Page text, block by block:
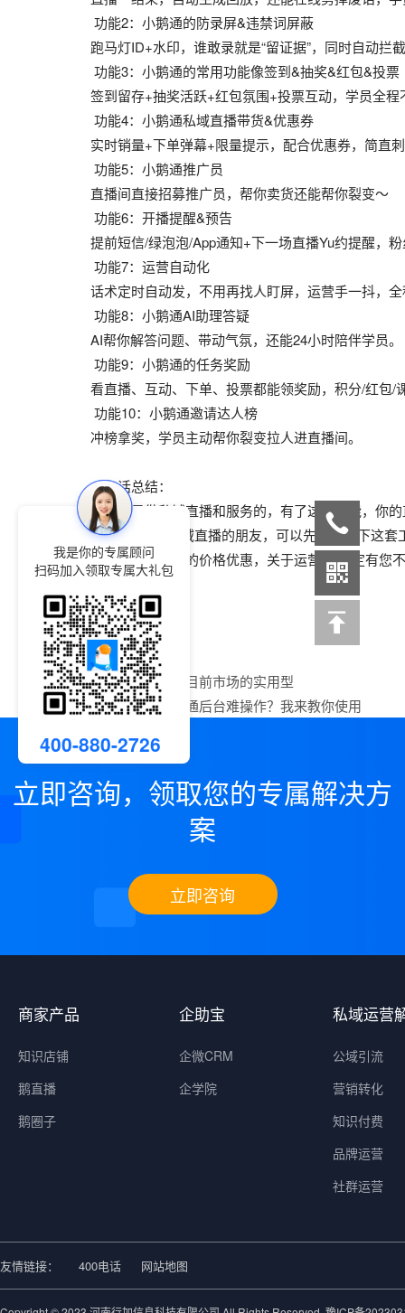
功能2：小鹅通的防录屏&违禁词屏蔽
跑马灯ID+水印，谁敢录就是“留证据”，同时自动拦
功能3：小鹅通的常用功能像签到&抽奖&红包&投票
签到留存+抽奖活跃+红包氛围+投票互动，学员全程
功能4：小鹅通私域直播带货&优惠券
实时销量+下单弹幕+限量提示，配合优惠券，简直
功能5：小鹅通推广员
直播间直接招募推广员，帮你卖货还能帮你裂变～
功能6：开播提醒&预告
提前短信/绿泡泡/App通知+下一场直播Yu约提醒，
功能7：运营自动化
话术定时自动发，不用再找人盯屏，运营手一抖，
功能8：小鹅通AI助理答疑
AI帮你解答问题、带动气氛，还能24小时陪伴学员。
功能9：小鹅通的任务奖励
看直播、互动、下单、投票都能领奖励，积分/红包/
功能10：小鹅通邀请达人榜
冲榜拿奖，学员主动帮你裂变拉人进直播间。
一句话总结：
小鹅通是做私域直播和服务的，有了这些功能，你
想要从0-1做私域直播的朋友，可以先研究一下这套
此外关于小鹅通的价格优惠，关于运营 ，一定有您
上一篇：小鹅通目前市场的实用型
下一篇：怕小鹅通后台难操作？我来教你使用
立即咨询，领取您的专属解决方
案
立即咨询
商家产品
知识店铺
鹅直播
鹅圈子
企助宝
企微CRM
企学院
私域运营
公域引流
营销转化
知识付费
品牌运营
社群运营
友情链接： 400电话 网站地图
我是你的专属顾问
扫码加入领取专属大礼包
400-880-2726